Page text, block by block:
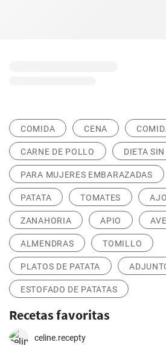
COMIDA CENA
CARNE DE POLLO DIETA
PARA MUJERES EMBARAZADAS
PATATA TOMATES AJO
ZANAHORIA APIO
ALMENDRAS TOMILLO
PLATOS DE PATATA
ESTOFADO DE PATATAS
Recetas favoritas
celine.recepty